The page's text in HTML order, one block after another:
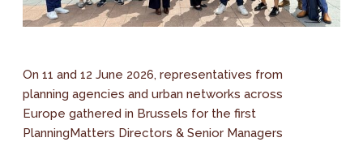
On 11 and 12 June 2026, representatives from
planning agencies and urban networks across
Europe gathered in Brussels for the first
PlanningMatters Directors & Senior Managers